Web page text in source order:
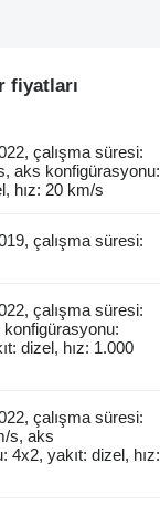
fiyatları
çalışma süresi:
aks konfigürasyonu:
hız: 20 km/s
çalışma süresi:
çalışma süresi:
dizel, hız: 1.000
çalışma süresi:
s, aks
4x2, yakıt: dizel, hız: